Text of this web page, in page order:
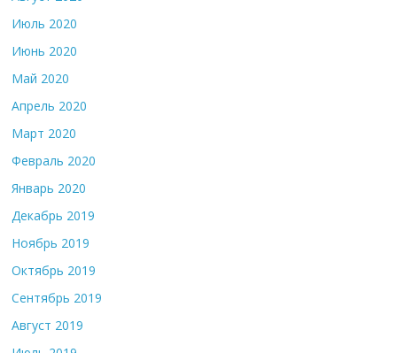
Июль 2020
Июнь 2020
Май 2020
Апрель 2020
Март 2020
Февраль 2020
Январь 2020
Декабрь 2019
Ноябрь 2019
Октябрь 2019
Сентябрь 2019
Август 2019